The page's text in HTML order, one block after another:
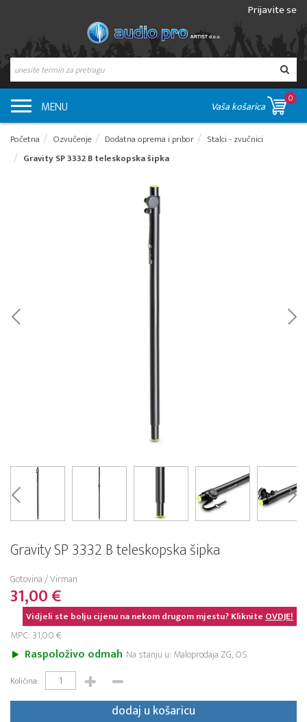
Prijavite se
MENU Vaša košarica
0
Početna Ozvučenje Dodatna oprema i pribor
Stalci - zvučnici
Gravity SP 3332 B teleskopska šipka
Gravity SP 3332 B teleskopska šipka
Gotovina / Virman
31,00 €
Vidjeli ste bolju cijenu na nekom drugom mjestu? KlikniteOVDJE!
MPC: 31,00 €
Raspoloživo odmah Na stanju u: Maloprodaja ZG, OS
Količina:
dodaj u košaricu